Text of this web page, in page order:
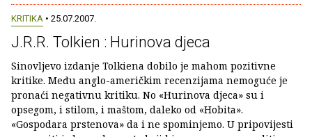
KRITIKA • 25.07.2007.
J.R.R. Tolkien : Hurinova djeca
Sinovljevo izdanje Tolkiena dobilo je mahom pozitivne
kritike. Među anglo-američkim recenzijama nemoguće je
pronaći negativnu kritiku. No «Hurinova djeca» su i
opsegom, i stilom, i maštom, daleko od «Hobita».
«Gospodara prstenova» da i ne spominjemo. U pripovijesti